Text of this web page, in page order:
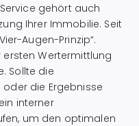
gehört auch
Ihrer Immobilie. Seit
Augen-Prinzip“.
Wertermittlung
Sollte die
die Ergebnisse
interner
um den optimalen